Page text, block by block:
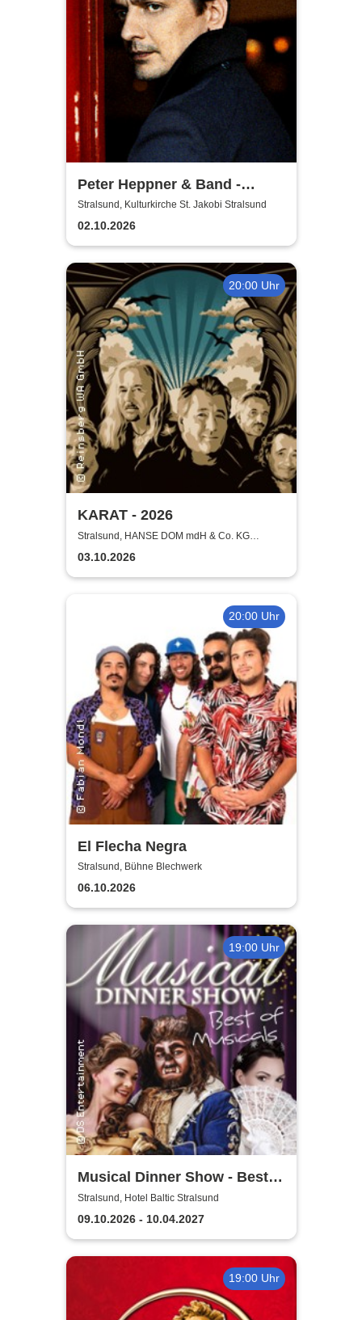
Peter Heppner & Band -
Akustik Tour 2026
Stralsund, Kulturkirche St. Jakobi Stralsund
02.10.2026
20:00 Uhr
KARAT - 2026
Stralsund, HANSE DOM mdH & Co. KG
Stralsund
03.10.2026
20:00 Uhr
El Flecha Negra
Stralsund, Bühne Blechwerk
06.10.2026
19:00 Uhr
Musical Dinner Show - Best
of Musicals
Stralsund, Hotel Baltic Stralsund
09.10.2026 - 10.04.2027
19:00 Uhr